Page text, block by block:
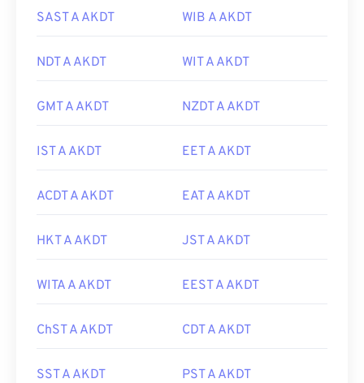
SAST A AKDT WIB A AKDT
NDT A AKDT WIT A AKDT
GMT A AKDT NZDT A AKDT
IST A AKDT EET A AKDT
ACDT A AKDT EAT A AKDT
HKT A AKDT JST A AKDT
WITA A AKDT EEST A AKDT
ChST A AKDT CDT A AKDT
SST A AKDT PST A AKDT